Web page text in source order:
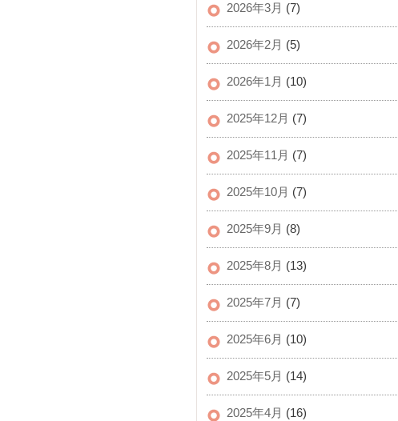
2026年3月 (7)
2026年2月 (5)
2026年1月 (10)
2025年12月 (7)
2025年11月 (7)
2025年10月 (7)
2025年9月 (8)
2025年8月 (13)
2025年7月 (7)
2025年6月 (10)
2025年5月 (14)
2025年4月 (16)